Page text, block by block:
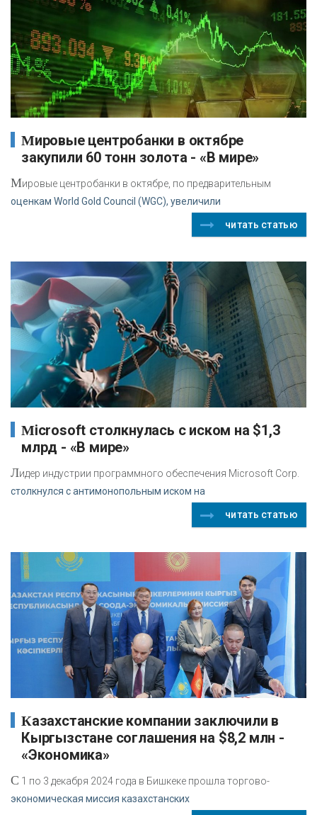
Мировые центробанки в октябре
закупили 60 тонн золота - «В мире»
Мировые центробанки в октябре, по предварительным
оценкам World Gold Council (WGC), увеличили
читать статью
Microsoft столкнулась с иском на $1,3
млрд - «В мире»
Лидер индустрии программного обеспечения Microsoft Corp.
столкнулся с антимонопольным иском на
читать статью
Казахстанские компании заключили в
Кыргызстане соглашения на $8,2 млн -
«Экономика»
С 1 по 3 декабря 2024 года в Бишкеке прошла торгово-
экономическая миссия казахстанских